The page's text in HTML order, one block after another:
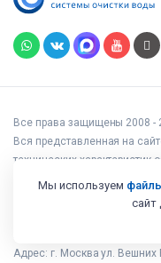
Все права защищены 2008
Вся представленная на
технических характеристик
возможностей
услуг, носит
является публичной
Адрес: г. Москва ул.
Мы используем
сайт